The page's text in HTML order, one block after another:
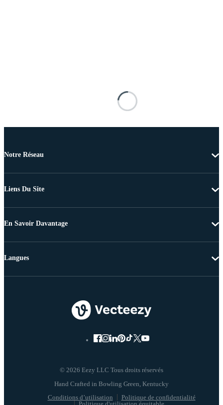
Notre Réseau
Liens Du Site
En Savoir Davantage
© 2026 Eezy LLC Tous droits réservés
Conditions d’utilisation
Politique de confidentialité
Langues